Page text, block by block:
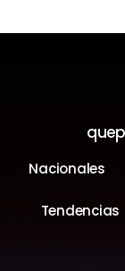
Nacionales
Tendencias